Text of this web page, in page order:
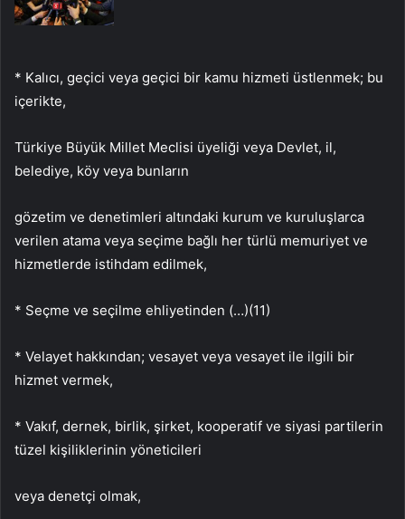
* Kalıcı, geçici veya geçici bir kamu hizmeti üstlenmek; bu
içerikte,
Türkiye Büyük Millet Meclisi üyeliği veya Devlet, il,
belediye, köy veya bunların
gözetim ve denetimleri altındaki kurum ve kuruluşlarca
verilen atama veya seçime bağlı her türlü memuriyet ve
hizmetlerde istihdam edilmek,
* Seçme ve seçilme ehliyetinden (…)(11)
* Velayet hakkından; vesayet veya vesayet ile ilgili bir
hizmet vermek,
* Vakıf, dernek, birlik, şirket, kooperatif ve siyasi partilerin
tüzel kişiliklerinin yöneticileri
veya denetçi olmak,